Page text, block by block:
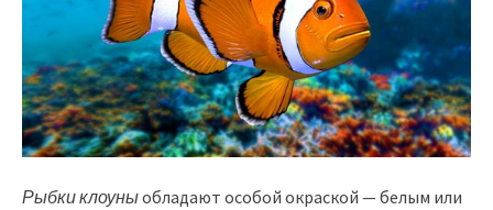
Рыбки клоуныобладают особой окраской — белым или